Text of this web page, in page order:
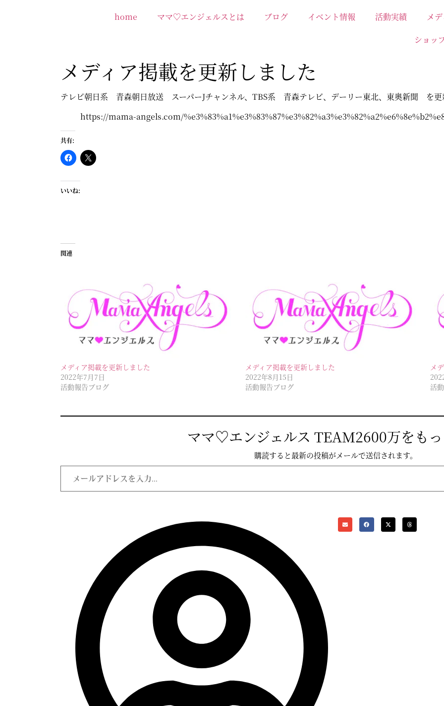
home ママ♡エンジェルスとは ブログ イベント情報 活動実績
メ
ショッ
メディア掲載を更新しました
テレビ朝日系 青森朝日放送 スーパーJチャンネル、TBS系 青森テレビ、デーリー東北、東奥新聞 を更
https://mama-angels.com/
共有:
いいね:
関連
メディア掲載を更新しました
2022年7月7日
活動報告ブログ
メディア掲載を更新しました
2022年8月15日
活動報告ブログ
メ
活
ママ♡エンジェルス TEAM2600万をも
購読すると最新の投稿がメールで送信されます。